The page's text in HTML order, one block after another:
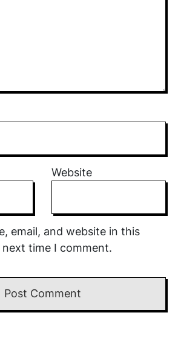
Website
email, and website in this
time I comment.